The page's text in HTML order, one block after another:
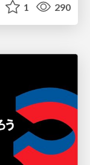
1 290